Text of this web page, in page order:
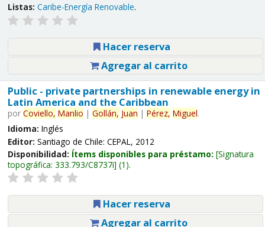
Listas: Caribe-Energía Renovable.
Hacer reserva
Agregar al carrito
Public - private partnerships in renewable energy in
Latin America and the Caribbean
por Coviello, Manlio | Gollán, Juan | Pérez, Miguel.
Idioma: Inglés
Editor: Santiago de Chile: CEPAL, 2012
Disponibilidad: Ítems disponibles para préstamo: Signatura
topográfica: 333.793/C8737i (1).
Hacer reserva
Agregar al carrito